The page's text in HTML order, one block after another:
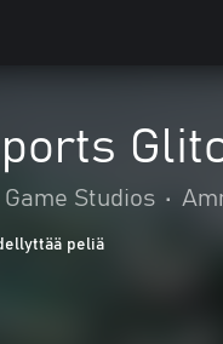
Game Studios •
peliä